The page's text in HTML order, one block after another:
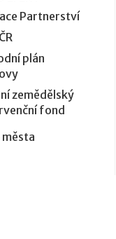
Partnerství
plán
zemědělský
fond